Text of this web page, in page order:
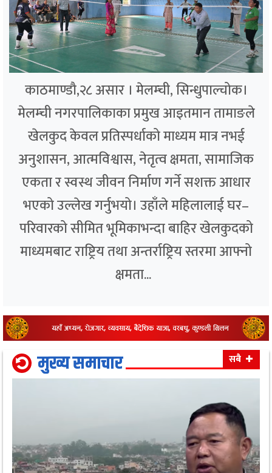
काठमाण्डौ,२८ असार । मेलम्ची, सिन्धुपाल्चोक।
मेलम्ची नगरपालिकाका प्रमुख आइतमान तामाङले
खेलकुद केवल प्रतिस्पर्धाको माध्यम मात्र नभई
अनुशासन, आत्मविश्वास, नेतृत्व क्षमता, सामाजिक
एकता र स्वस्थ जीवन निर्माण गर्ने सशक्त आधार
भएको उल्लेख गर्नुभयो। उहाँले महिलालाई घर–
परिवारको सीमित भूमिकाभन्दा बाहिर खेलकुदको
माध्यमबाट राष्ट्रिय तथा अन्तर्राष्ट्रिय स्तरमा आफ्नो
क्षमता...
मुख्य समाचार सबै